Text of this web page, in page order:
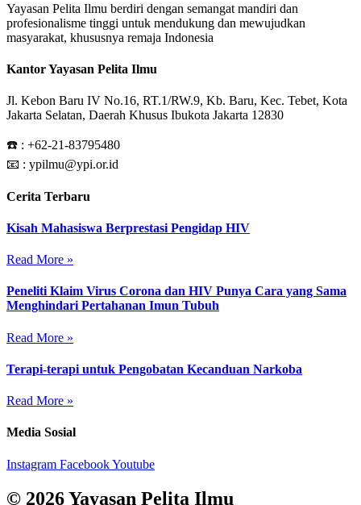
Yayasan Pelita Ilmu berdiri dengan semangat mandiri dan
profesionalisme tinggi untuk mendukung dan mewujudkan
masyarakat, khususnya remaja Indonesia
Kantor Yayasan Pelita Ilmu
Jl. Kebon Baru IV No.16, RT.1/RW.9, Kb. Baru, Kec. Tebet, Kota
Jakarta Selatan, Daerah Khusus Ibukota Jakarta 12830
☎️ : +62-21-83795480
📧 : ypilmu@ypi.or.id
Cerita Terbaru
Kisah Mahasiswa Berprestasi Pengidap HIV
Read More »
Peneliti Klaim Virus Corona dan HIV Punya Cara yang Sama
Menghindari Pertahanan Imun Tubuh
Read More »
Terapi-terapi untuk Pengobatan Kecanduan Narkoba
Read More »
Media Sosial
Instagram FacebookYoutube
© 2026 Yayasan Pelita Ilmu